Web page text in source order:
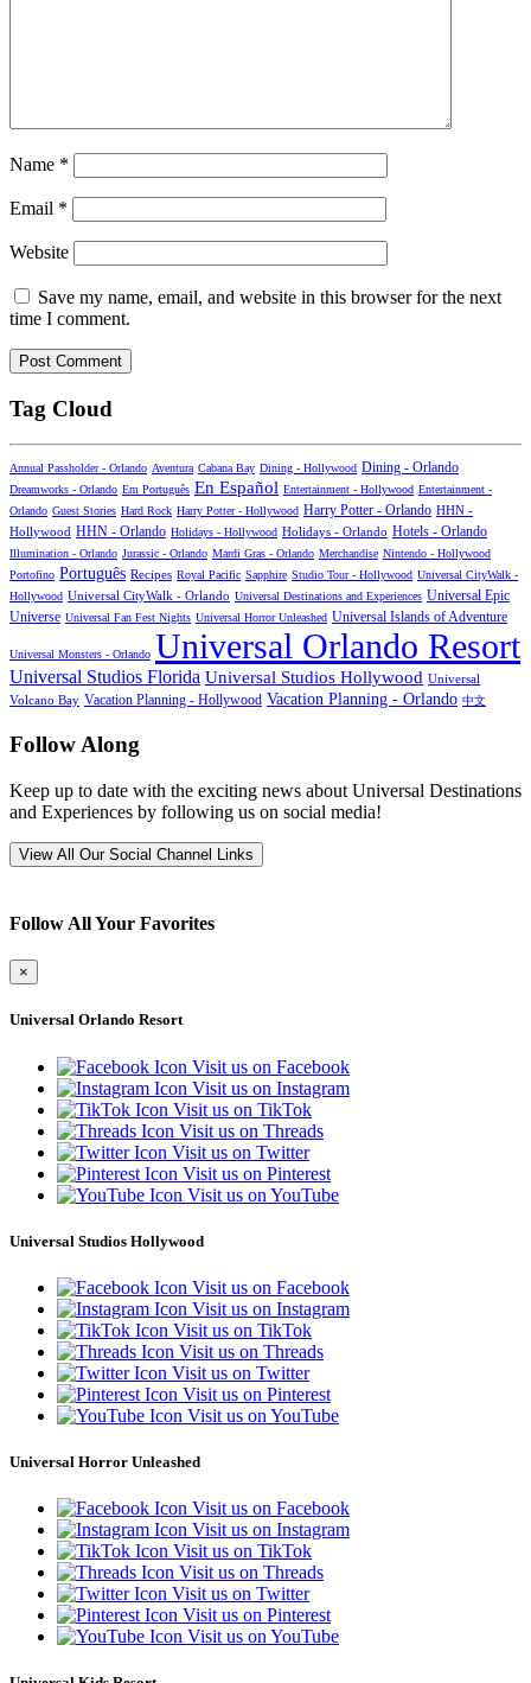
Name *
Email *
Website
Save my name, email, and website in this browser for the next
time I comment.
Tag Cloud
Annual Passholder - Orlando Aventura Cabana Bay Dining - Hollywood Dining - Orlando
Dreamworks - Orlando Em Português En Español Entertainment - Hollywood Entertainment -
Orlando Guest Stories Hard Rock Harry Potter - Hollywood Harry Potter - Orlando HHN -
Hollywood HHN - Orlando Holidays - Hollywood Holidays - Orlando Hotels - Orlando
Illumination - Orlando Jurassic - Orlando Mardi Gras - Orlando Merchandise Nintendo - Hollywood
Portofino Português Recipes Royal Pacific Sapphire Studio Tour - Hollywood Universal CityWalk -
Hollywood Universal CityWalk - Orlando Universal Destinations and Experiences Universal Epic
Universe Universal Fan Fest Nights Universal Horror Unleashed Universal Islands of Adventure
Universal Monsters - Orlando Universal Orlando Resort
Universal Studios Florida Universal Studios Hollywood Universal
Volcano Bay Vacation Planning - Hollywood Vacation Planning - Orlando 中文
Follow Along
Keep up to date with the exciting news about Universal Destinations
and Experiences by following us on social media!
View All Our Social Channel Links
Follow All Your Favorites
×
Universal Orlando Resort
Visit us on Facebook
Visit us on Instagram
Visit us on TikTok
Visit us on Threads
Visit us on Twitter
Visit us on Pinterest
Visit us on YouTube
Universal Studios Hollywood
Visit us on Facebook
Visit us on Instagram
Visit us on TikTok
Visit us on Threads
Visit us on Twitter
Visit us on Pinterest
Visit us on YouTube
Universal Horror Unleashed
Visit us on Facebook
Visit us on Instagram
Visit us on TikTok
Visit us on Threads
Visit us on Twitter
Visit us on Pinterest
Visit us on YouTube